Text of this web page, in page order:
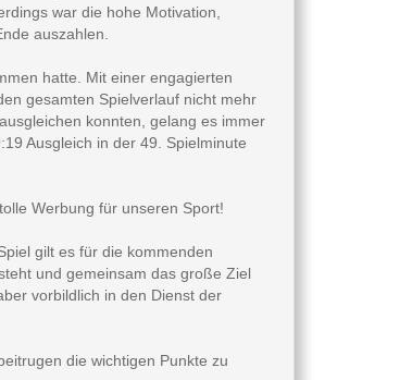
war die hohe Motivation,
auszahlen.
hatte. Mit einer engagierten
gesamten Spielverlauf nicht mehr
konnten, gelang es immer
Ausgleich in der 49. Spielminute
Werbung für unseren Sport!
gilt es für die kommenden
und gemeinsam das große Ziel
vorbildlich in den Dienst der
die wichtigen Punkte zu